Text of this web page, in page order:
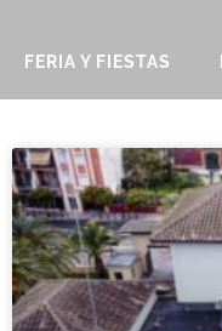
FERIA Y FIESTAS